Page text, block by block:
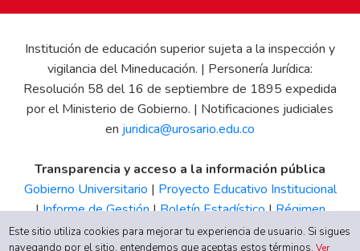
Institución de educación superior sujeta a la inspección y
vigilancia del Mineducación. | Personería Jurídica:
Resolución 58 del 16 de septiembre de 1895 expedida
por el Ministerio de Gobierno. | Notificaciones judiciales
en juridica@urosario.edu.co
Transparencia y acceso a la información pública
Gobierno Universitario | Proyecto Educativo Institucional
|Informe de Gestión|Boletín Estadístico|Régimen
Tributario|Estados Financieros |Código de Ética| Canal
Este sitio utiliza cookies para mejorar tu experiencia de usuario. Si sigues
navegando por el sitio, entendemos que aceptas estos términos.Ver